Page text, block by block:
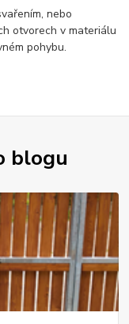
nebo
otvorech v materiálu
pohybu.
blogu